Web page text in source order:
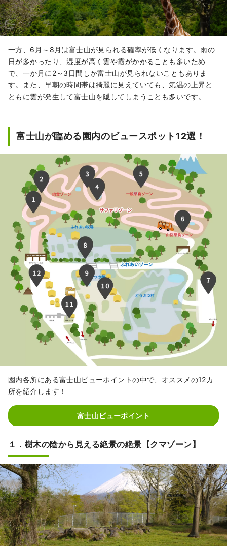
一方、6月～8月は富士山が見られる確率が低くなります。雨の
日が多かったり、湿度が高く雲や霞がかかることも多いため
で、一か月に2～3日間しか富士山が見られないこともありま
す。また、早朝の時間帯は綺麗に見えていても、気温の上昇と
ともに雲が発生して富士山を隠してしまうことも多いです。
富士山が臨める園内のビュースポット12選！
園内各所にある富士山ビューポイントの中で、オススメの12カ
所を紹介します！
富士山ビューポイント
１．樹木の陰から見える絶景の絶景【クマゾーン】